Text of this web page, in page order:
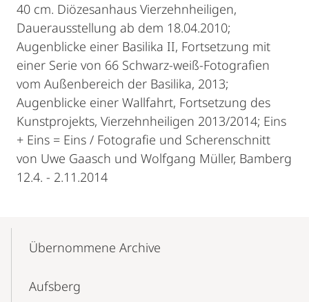
40 cm. Diözesanhaus Vierzehnheiligen,
Dauerausstellung ab dem 18.04.2010;
Augenblicke einer Basilika II, Fortsetzung mit
einer Serie von 66 Schwarz-weiß-Fotografien
vom Außenbereich der Basilika, 2013;
Augenblicke einer Wallfahrt, Fortsetzung des
Kunstprojekts, Vierzehnheiligen 2013/2014; Eins
+ Eins = Eins / Fotografie und Scherenschnitt
von Uwe Gaasch und Wolfgang Müller, Bamberg
12.4. - 2.11.2014
Content-
NavigationÜbernommene Archive
Aufsberg